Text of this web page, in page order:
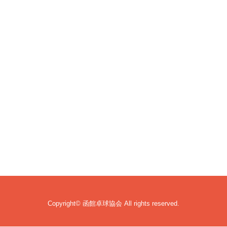
Copyright© 函館卓球協会 All rights reserved.